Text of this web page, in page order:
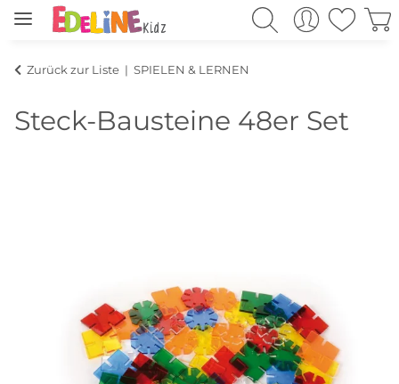
Zurück zur Liste SPIELEN & LERNEN
Steck-Bausteine 48er Set